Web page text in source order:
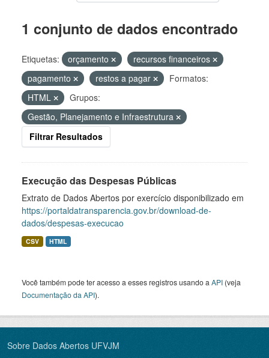
1 conjunto de dados encontrado
Etiquetas: orçamento
recursos financeiros
pagamento
restos a pagar
Formatos:
HTML
Grupos:
Gestão, Planejamento e Infraestrutura
Filtrar Resultados
Execução das Despesas Públicas
Extrato de Dados Abertos por exercício disponibilizado em
https://portaldatransparencia.gov.br/download-de-
dados/despesas-execucao
CSV HTML
Você também pode ter acesso a esses registros usando a API (veja
Documentação da API).
Sobre Dados Abertos UFVJM